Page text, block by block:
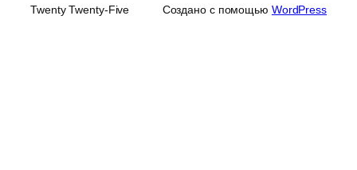
Twenty Twenty-Five Создано с помощью WordPress